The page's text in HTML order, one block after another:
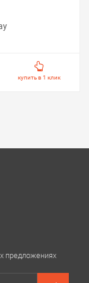
купить в 1 клик
предложениях